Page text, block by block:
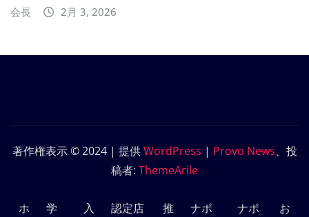
会長 2月 3, 2026
著作権表示 © 2024 | 提供WordPress | Provo News、投
稿者: ThemeArile
ホ 学 入 認定店 推 ナポ ナポ お